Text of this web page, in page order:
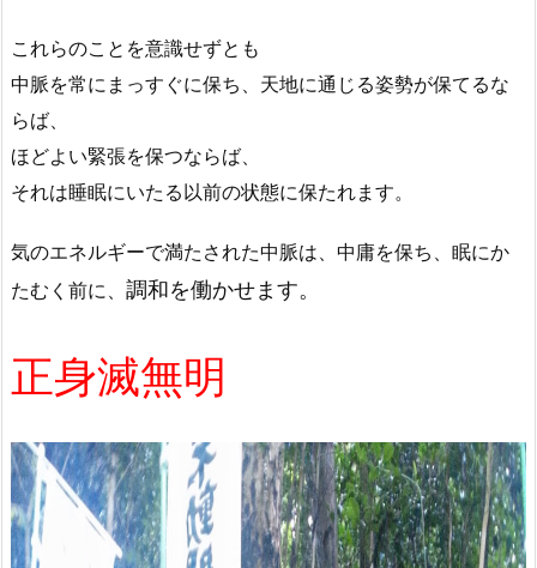
これらのことを意識せずとも
中脈を常にまっすぐに保ち、天地に通じる姿勢が保てるな
らば、
ほどよい緊張を保つならば、
それは睡眠にいたる以前の状態に保たれます。
気のエネルギーで満たされた中脈は、中庸を保ち、眠にか
たむく前に、 調和を働かせます。
正身滅無明